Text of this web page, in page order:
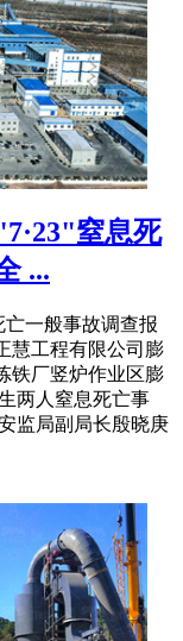
窒息死
...
亡一般事故调查报
慧工程有限公司膨
铁厂竖炉作业区膨
两人窒息死亡事
监局副局长殷晓庚